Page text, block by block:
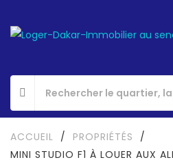
ACCUEIL / PROPRIÉTÉS
/
MINI STUDIO F1 À LOUER AUX